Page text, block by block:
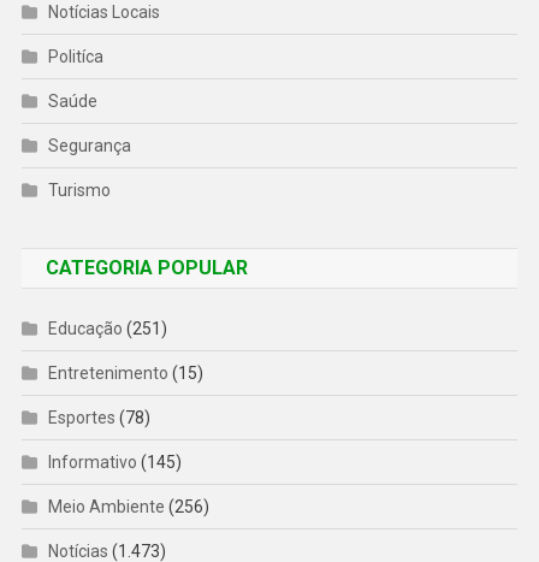
Notícias Locais
Politíca
Saúde
Segurança
Turismo
CATEGORIA POPULAR
Educação (251)
Entretenimento (15)
Esportes (78)
Informativo (145)
Meio Ambiente (256)
Notícias (1.473)